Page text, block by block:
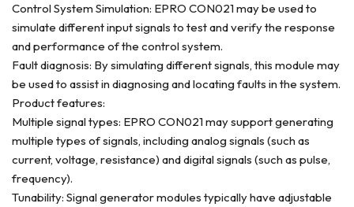
Control System Simulation: EPRO CON021 may be used to
simulate different input signals to test and verify the response
and performance of the control system.
Fault diagnosis: By simulating different signals, this module may
be used to assist in diagnosing and locating faults in the system.
Product features:
Multiple signal types: EPRO CON021 may support generating
multiple types of signals, including analog signals (such as
current, voltage, resistance) and digital signals (such as pulse,
frequency).
Tunability: Signal generator modules typically have adjustable